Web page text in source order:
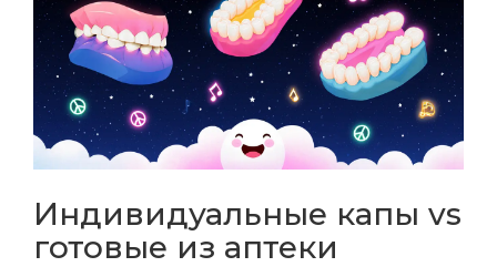
Индивидуальные капы vs
готовые из аптеки